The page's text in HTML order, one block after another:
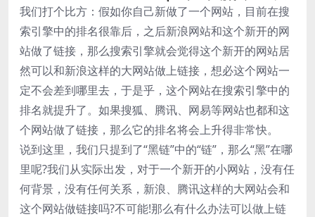
我们打个比方：假如你自己新做了一个网站，目前在搜
索引擎中的排名很靠后，之后新浪网站和这个新开的网
站做了链接，那么搜索引擎就会觉得这个新开的网站居
然可以和新浪这样的大网站做上链接，想必这个网站一
定不会差到哪里去，于是乎，这个网站在搜索引擎中的
排名就提升了。如果搜狐、腾讯、网易等网站也都和这
个网站做了链接，那么它的排名将会上升得非常快。
说到这里，我们只提到了“黑链”中的“链”，那么“黑”在哪
里呢?我们从实际出发，对于一个新开的小网站，没有任
何背景，没有任何关系，新浪、腾讯这样的大网站会和
这个网站做链接吗?不可能!那么有什么办法可以做上链